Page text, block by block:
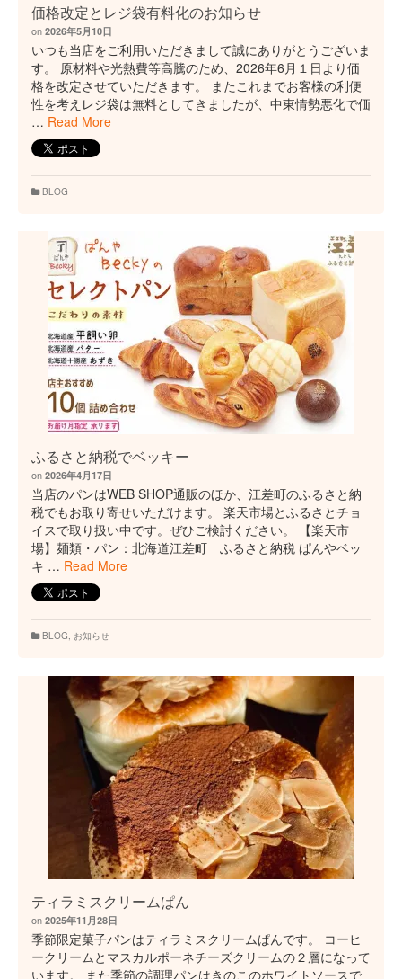
価格改定とレジ袋有料化のお知らせ
on 2026年5月10日
いつも当店をご利用いただきまして誠にありがとうございま
す。 原材料や光熱費等高騰のため、2026年6月１日より価
格を改定させていただきます。 またこれまでお客様の利便
性を考えレジ袋は無料としてきましたが、中東情勢悪化で価
… Read More
BLOG
ふるさと納税でベッキー
on 2026年4月17日
当店のパンはWEB SHOP通販のほか、江差町のふるさと納
税でもお取り寄せいただけます。 楽天市場とふるさとチョ
イスで取り扱い中です。ぜひご検討ください。 【楽天市
場】麺類・パン：北海道江差町 ふるさと納税 ぱんやベッ
キ … Read More
BLOG お知らせ
ティラミスクリームぱん
on 2025年11月28日
季節限定菓子パンはティラミスクリームぱんです。 コーヒ
ークリームとマスカルポーネチーズクリームの２層になって
います。 また季節の調理パンはきのこのホワイトソースで